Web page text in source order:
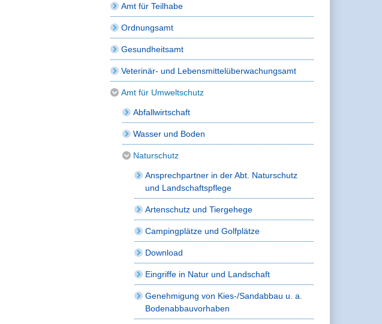
Amt für Teilhabe
Ordnungsamt
Gesundheitsamt
Veterinär- und Lebensmittelüberwachungsamt
Amt für Umweltschutz
Abfallwirtschaft
Wasser und Boden
Naturschutz
Ansprechpartner in der Abt. Naturschutz
und Landschaftspflege
Artenschutz und Tiergehege
Campingplätze und Golfplätze
Download
Eingriffe in Natur und Landschaft
Genehmigung von Kies-/Sandabbau u. a.
Bodenabbauvorhaben